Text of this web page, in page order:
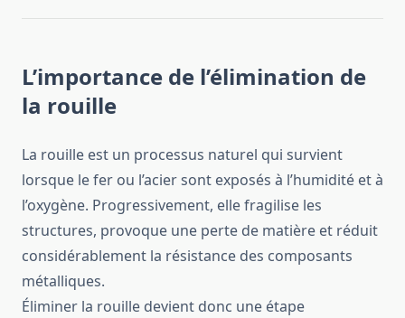
L’importance de l’élimination de
la rouille
La rouille est un processus naturel qui survient
lorsque le fer ou l’acier sont exposés à l’humidité et à
l’oxygène. Progressivement, elle fragilise les
structures, provoque une perte de matière et réduit
considérablement la résistance des composants
métalliques.
Éliminer la rouille devient donc une étape